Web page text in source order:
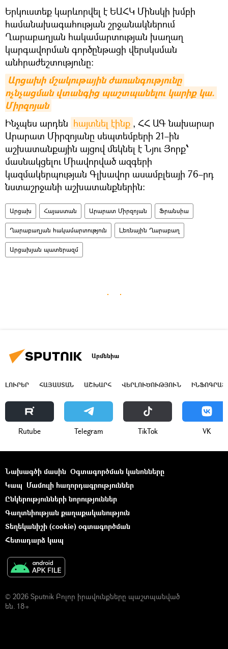
Երկուստեք կարևորվել է ԵԱՀԿ Մինսկի խմբի
համանախագահության շրջանակներում
Ղարաբաղյան հակամարտության խաղաղ
կարգավորման գործընթացի վերսկսման
անհրաժեշտությունը։
Արցախի մշակութային ժառանգությունը
ոչնչացման վտանգից պաշտպանելու կարիք կա.
Միրզոյան
Ինչպես արդեն հայտնել էինք , ՀՀ ԱԳ նախարար
Արարատ Միրզոյանը սեպտեմբերի 21–ին
աշխատանքային այցով մեկնել է Նյու Յորք՝
մասնակցելու Միավորված ազգերի
կազմակերպության Գլխավոր ասամբլեայի 76–րդ
նստաշրջանի աշխատանքներին։
Արցախ Հայաստան Արարատ Միրզոյան Ֆրանսիա
Ղարաբաղյան հակամարտություն Լեռնային Ղարաբաղ
Արցախյան պատերազմ
Արմենիա
ԼՈՒՐԵՐ ՀԱՅԱՍՏԱՆ ԱՇԽԱՐՀ ՎԵՐԼՈՒԾՈՒԹՅՈՒՆ
Rutube Telegram ТikТоk VK
Նախագծի մասին Օգտագործման կանոնները
Կապ Մամուլի հաղորդագրություններ
Ընկերությունների նորություններ
Գաղտնիության քաղաքականություն
Տեղեկանիշի (cookie) օգտագործման
Հետադարձ կապ
© 2026 Sputnik Բոլոր իրավունքները պաշտպանված
են. 18+